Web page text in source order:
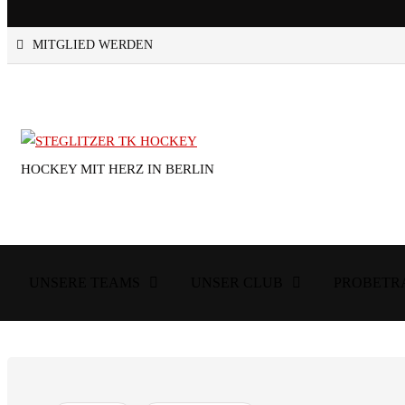
MITGLIED WERDEN
HOCKEY MIT HERZ IN BERLIN